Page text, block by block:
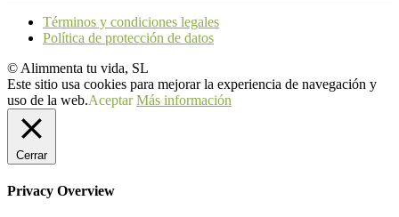
Términos y condiciones legales
Política de protección de datos
© Alimmenta tu vida, SL
Este sitio usa cookies para mejorar la experiencia de navegación y
uso de la web.Aceptar Más información
Cerrar
Privacy Overview